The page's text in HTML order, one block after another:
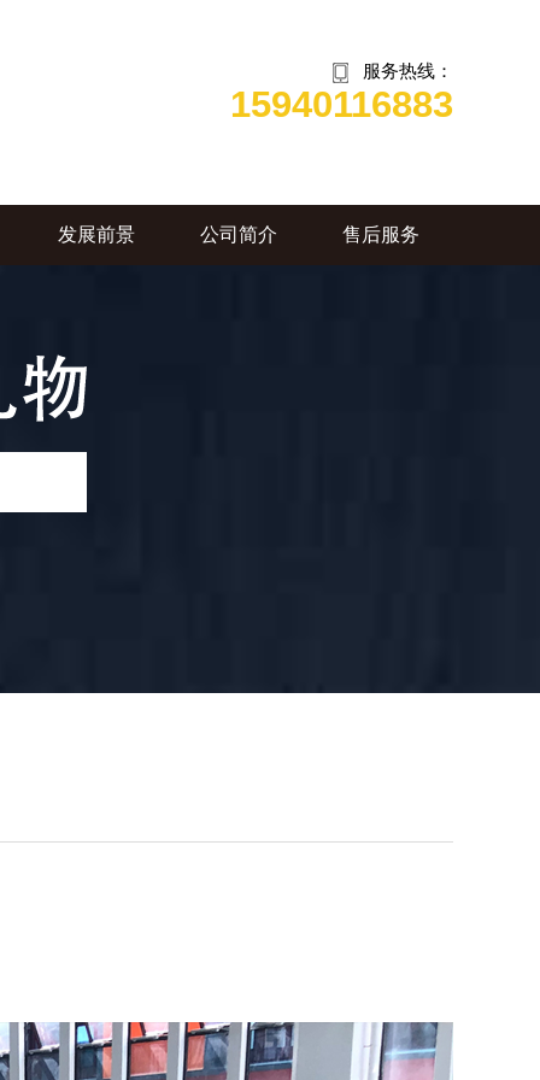
服务热线：
15940116883
发展前景 公司简介 售后服务